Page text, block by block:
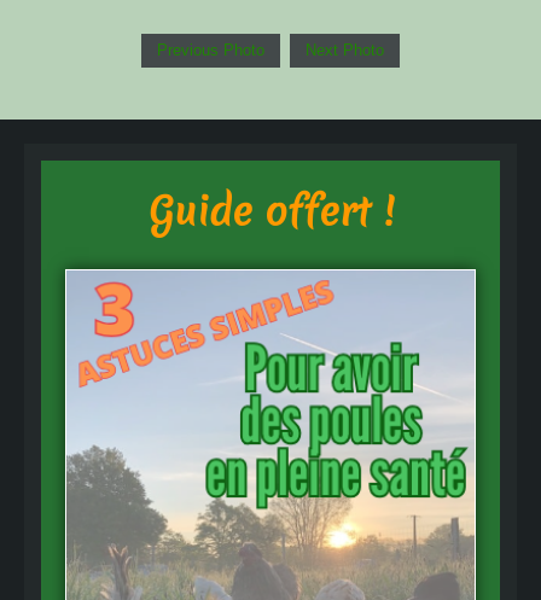
Previous Photo Next Photo
Guide offert !